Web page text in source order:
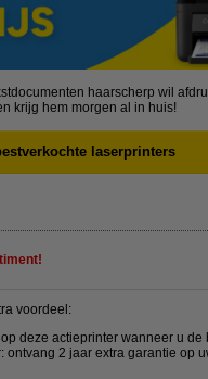
haarscherp wil
krijg hem morgen al in huis!
laserprinters
voordeel:
deze actieprinter wanneer u
ontvang 2 jaar extra garantie op